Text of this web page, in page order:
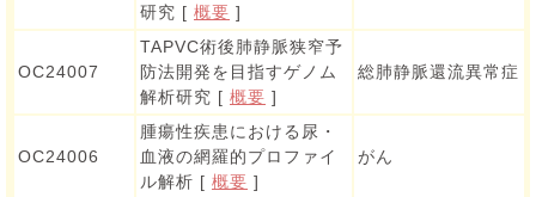
研究 [ 概要 ]
OC24007
TAPVC術後肺静脈狭窄予
防法開発を目指すゲノム
解析研究 [ 概要 ]
総肺静脈還流異常症
OC24006
腫瘍性疾患における尿・
血液の網羅的プロファイ
ル解析 [ 概要 ]
がん